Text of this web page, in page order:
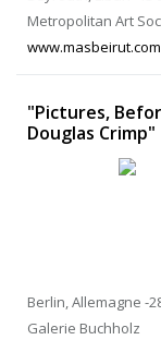
Metropolitan Art
www.masbeirut.com
"Pictures,
Douglas Crimp"
Berlin, Allemagne -
Galerie Buchholz